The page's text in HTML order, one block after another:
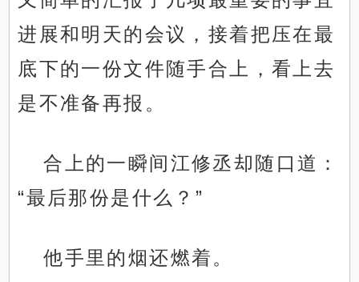
进展和明天的会议，接着把压在最
底下的一份文件随手合上，看上去
是不准备再报。
合上的一瞬间江修丞却随口道：
“最后那份是什么？”
他手里的烟还燃着。